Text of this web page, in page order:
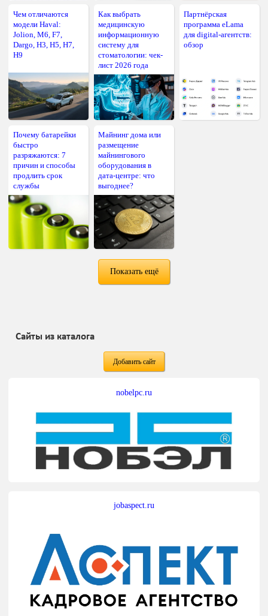
Чем отличаются
модели Haval:
Jolion, M6, F7,
Dargo, H3, H5, H7,
H9
Как выбрать
медицинскую
информационную
систему для
стоматологии: чек-
лист 2026 года
Партнёрская
программа eLama
для digital-агентств:
обзор
Почему батарейки
быстро
разряжаются: 7
причин и способы
продлить срок
службы
Майнинг дома или
размещение
майнингового
оборудования в
дата-центре: что
выгоднее?
Показать ещё
Сайты из каталога
Добавить сайт
nobelpc.ru
jobaspect.ru